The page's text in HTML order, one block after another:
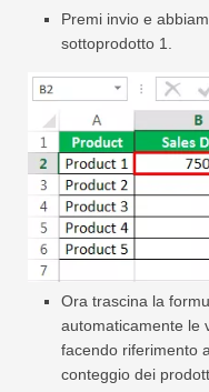
Premi invio e
sottoprodotto 1.
Ora trascina la
automaticamente le
facendo riferimento
conteggio dei